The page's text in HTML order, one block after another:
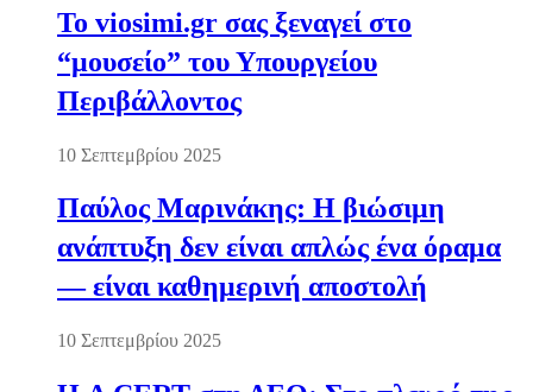
Το viosimi.gr σας ξεναγεί στο
“μουσείο” του Υπουργείου
Περιβάλλοντος
10 Σεπτεμβρίου 2025
Παύλος Μαρινάκης: Η βιώσιμη
ανάπτυξη δεν είναι απλώς ένα όραμα
— είναι καθημερινή αποστολή
10 Σεπτεμβρίου 2025